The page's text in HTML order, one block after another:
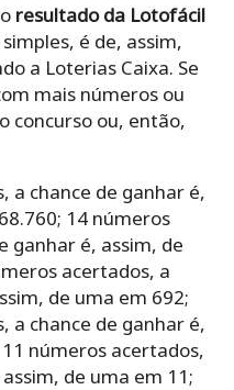
resultado da Lotofácil
é de, assim,
a Loterias Caixa. Se
mais números ou
concurso ou, então,
a chance de ganhar é,
14 números
ganhar é, assim, de
acertados, a
de uma em 692;
a chance de ganhar é,
11 números acertados,
de uma em 11;